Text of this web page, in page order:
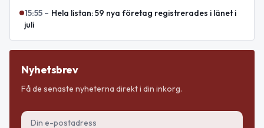
15:55 – Hela listan: 59 nya företag registrerades i länet i
juli
Nyhetsbrev
Få de senaste nyheterna direkt i din inkorg.